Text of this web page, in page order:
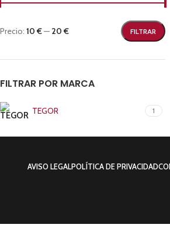
FILTRAR
Precio: 10 €— 20 €
FILTRAR POR MARCA
TEGOR 1
AVISO LEGALPOLÍTICA DE PRIVACIDAD